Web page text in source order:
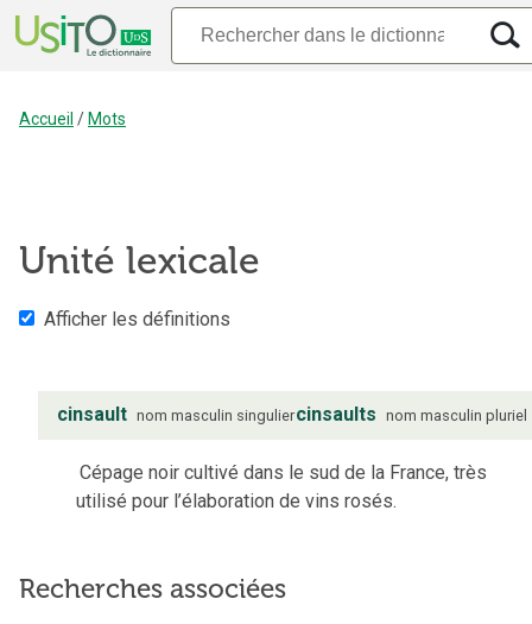
Accueil / Mots
Unité lexicale
Afficher les définitions
cinsault nom masculin singuliercinsaults nom masculin pluriel
Cépage noir cultivé dans le sud de la France, très
utilisé pour l’élaboration de vins rosés.
Recherches associées